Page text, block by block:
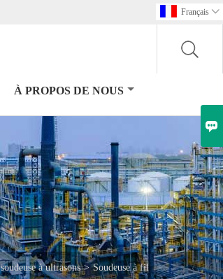
Français 
À PROPOS DE NOUS
soudeuse à ultrasons > Soudeuse à fil
